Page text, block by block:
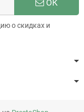
ОК
о скидках и